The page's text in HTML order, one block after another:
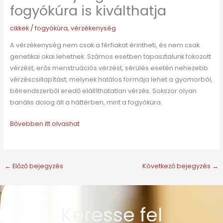
fogyókúra is kiválthatja
cikkek/ fogyókúra, vérzékenység
A vérzékenység nem csak a férfiakat érintheti, és nem csak
genetikai okai lehetnek. Számos esetben tapasztalunk fokozott
vérzést, erős menstruációs vérzést, sérülés esetén nehezebb
vérzéscsillapítást, melynek halálos formája lehet a gyomorból,
bélrendszerből eredő elállíthatatlan vérzés. Sokszor olyan
banális dolog áll a háttérben, mint a fogyókúra.
Bővebben itt olvashat
← Előző bejegyzés Következő bejegyzés →
Keresse fel